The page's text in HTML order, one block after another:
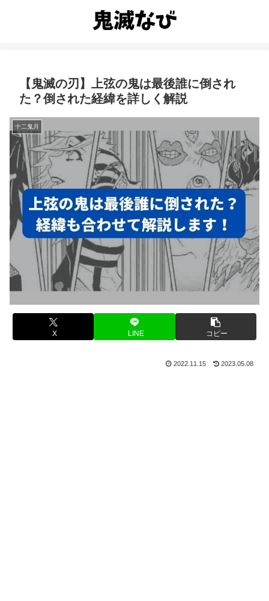
【鬼滅の刃】上弦の鬼は最後誰に倒され
た？倒された経緯を詳しく解説
十二鬼月
X LINE コピー
2022.11.15 2023.05.08